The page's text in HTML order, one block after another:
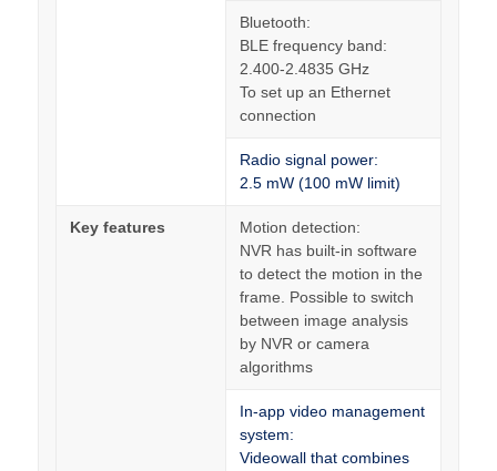
Bluetooth:
BLE frequency band:
2.400-2.4835 GHz
To set up an Ethernet
connection
Radio signal power:
2.5 mW (100 mW limit)
Key features
Motion detection:
NVR has built-in software
to detect the motion in the
frame. Possible to switch
between image analysis
by NVR or camera
algorithms
In-app video management
system:
Videowall that combines